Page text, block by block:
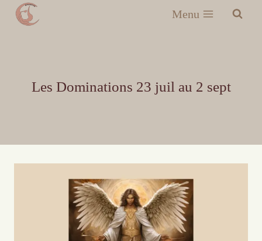
Menu
Les Dominations 23 juil au 2 sept